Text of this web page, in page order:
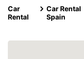
Car
Rental
Car Rental
Spain